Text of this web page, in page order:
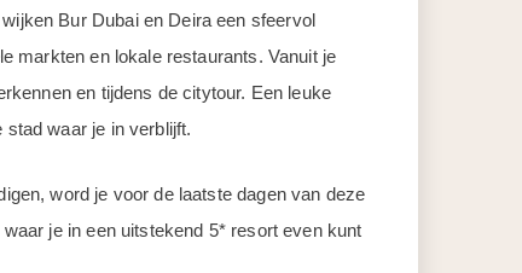
Bur Dubai en Deira een sfeervol
markten en lokale restaurants. Vanuit je
en tijdens de citytour. Een leuke
waar je in verblijft.
word je voor de laatste dagen van deze
je in een uitstekend 5* resort even kunt